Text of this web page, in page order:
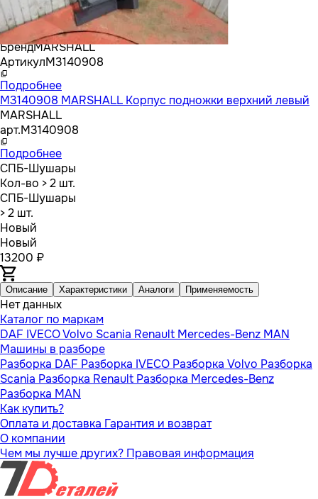
БрендMARSHALL
АртикулM3140908
Подробнее
M3140908 MARSHALL Корпус подножки верхний левый
MARSHALL
арт.M3140908
Подробнее
СПБ-Шушары
Кол-во > 2 шт.
СПБ-Шушары
> 2 шт.
Новый
Новый
13200 ₽
Описание Характеристики Аналоги Применяемость
Нет данных
Каталог по маркам
DAF IVECOVolvo Scania Renault Mercedes-Benz MAN
Машины в разборе
Разборка DAF Разборка IVECO Разборка Volvo Разборка
Scania Разборка Renault Разборка Mercedes-Benz
Разборка MAN
Как купить?
Оплата и доставка Гарантия и возврат
О компании
Чем мы лучше других? Правовая информация